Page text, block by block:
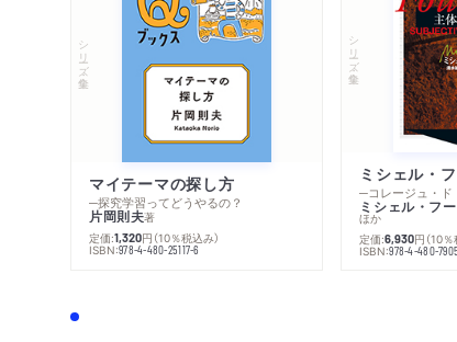
シリーズ・全集
マイテーマの探し方
─探究学習ってどうやるの？
片岡則夫著
定価:1,320円 （10％税込み）
ISBN:978-4-480-25117-6
シリーズ・全集
ミシェル・フ
ほか
定価:6,930円 （10
ISBN:978-4-480-